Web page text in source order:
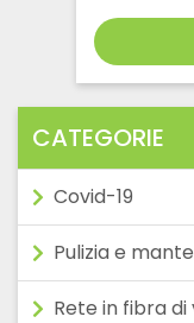
CATEGORIE
Covid-19
Pulizia e
Rete in fibra